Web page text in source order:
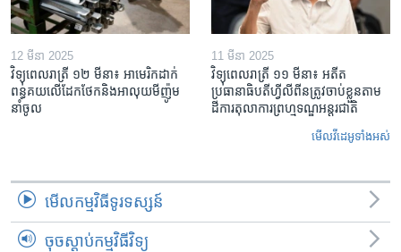
12 មីនា 2025
វិទ្យុពេលរាត្រី ១២ មីនា៖ អាមេរិក​ដាក់​
ពន្ធគយ​លើ​ដែកថែក​និង​អាលុយ​មីញ៉ូម​
នាំចូល
11 មីនា 2025
វិទ្យុពេលរាត្រី ១១ មីនា៖ អតីត​
ប្រធានាធិបតីហ្វីលីពីន​ត្រូវ​ចាប់ខ្លួនតាម
ដីការ​តុលាការ​ព្រហ្មទណ្ឌ​អន្តរជាតិ
មើល​វីដេអូ​ទាំង​អស់
មើល​កម្មវិធី​ទូរទស្សន៍
ចុចស្តាប់កម្មវិធីវិទ្យុ